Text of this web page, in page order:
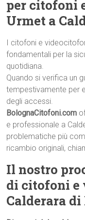
per citofoni
Urmet a
I citofoni e
fondamentali per la
quotidiana.
Quando si verifica un
tempestivamente per
degli accessi.
BolognaCitofoni.com
e professionale a
problematiche più
ricambio originali,
Il nostro
di citofoni e
Calderara di